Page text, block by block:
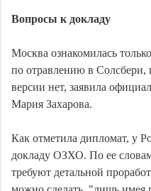
Вопросы к докладу
Москва ознакомилась
по отравлению в
версии нет, заявила
Мария Захарова.
Как отметила дипломат, у
докладу ОЗХО. По ее
требуют детальной